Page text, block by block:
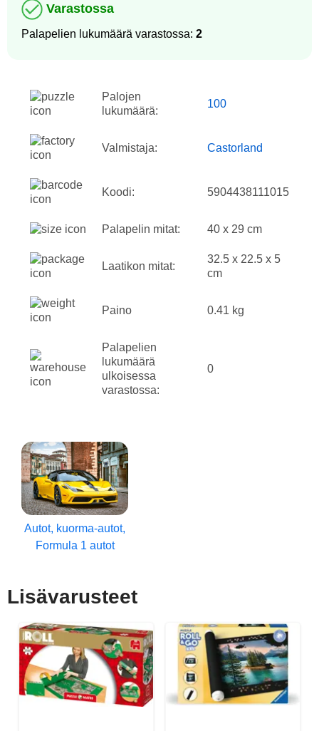
Varastossa
Palapelien lukumäärä varastossa: 2
Palojen
lukumäärä:
100
Valmistaja: Castorland
Koodi: 5904438111015
Palapelin mitat: 40 x 29 cm
Laatikon mitat:
32.5 x 22.5 x 5
cm
Paino 0.41 kg
Palapelien
lukumäärä
ulkoisessa
varastossa:
0
Autot, kuorma-autot,
Formula 1 autot
Lisävarusteet